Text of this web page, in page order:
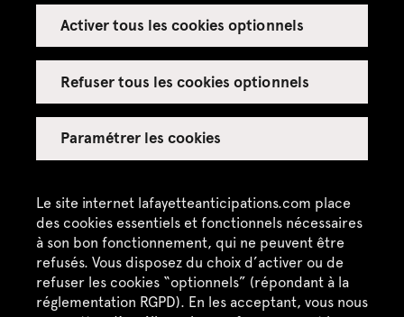
Le site internet lafayetteanticipations.com place
des cookies essentiels et fonctionnels nécessaires
à son bon fonctionnement, qui ne peuvent être
refusés. Vous disposez du choix d’activer ou de
refuser les cookies “optionnels” (répondant à la
réglementation RGPD). En les acceptant, vous nous
Activer tous les cookies optionnels
Refuser tous les cookies optionnels
Paramétrer les cookies
Espace presse
Espace enseignant·es
Espace privatisations
Crédits
Mentions légales
Politique de confidentialité
CGU / CGV
Plan du site